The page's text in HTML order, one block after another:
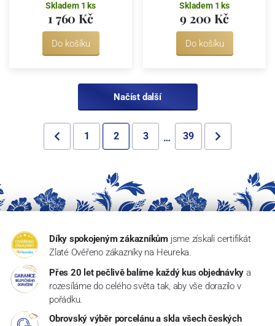
Skladem 1 ks
1 760 Kč
Do košíku
Skladem 1 ks
9 200 Kč
Do košíku
Načíst další
1 2 3 … 39
Díky spokojeným zákazníkům jsme získali certifikát
Zlaté Ověřeno zákazníky na Heureka.
Přes 20 let pečlivě balíme každý kus objednávky a
rozesíláme do celého světa tak, aby vše dorazilo v
pořádku.
Obrovský výběr porcelánu a skla všech českých